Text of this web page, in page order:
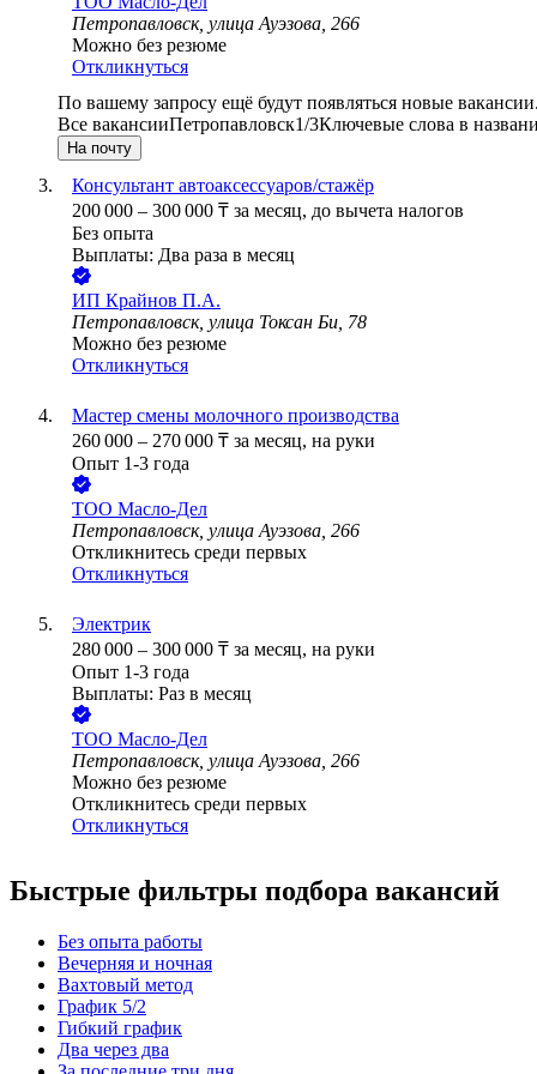
Петропавловск, улица Ауэзова, 266
Можно без резюме
Откликнуться
По вашему запросу ещё будут появляться новые
Все вакансииПетропавловск1/3Ключевые слова в
На почту
Консультант автоаксессуаров/стажёр
200 000 – 300 000 ₸ за месяц, до вычета налогов
Без опыта
Выплаты: Два раза в месяц
ИП Крайнов П.А.
Петропавловск, улица Токсан Би, 78
Можно без резюме
Откликнуться
Мастер смены молочного производства
260 000 – 270 000 ₸ за месяц, на руки
Опыт 1-3 года
ТОО Масло-Дел
Петропавловск, улица Ауэзова, 266
Откликнитесь среди первых
Откликнуться
Электрик
280 000 – 300 000 ₸ за месяц, на руки
Опыт 1-3 года
Выплаты: Раз в месяц
ТОО Масло-Дел
Петропавловск, улица Ауэзова, 266
Можно без резюме
Откликнитесь среди первых
Откликнуться
Быстрые фильтры подбора вакансий
Без опыта работы
Вечерняя и ночная
Вахтовый метод
График 5/2
Гибкий график
Два через два